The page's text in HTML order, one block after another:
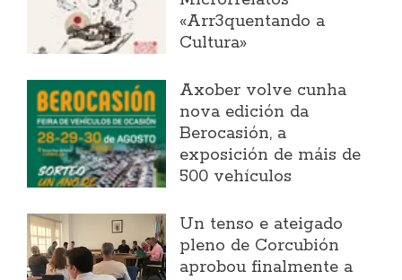
«Arr3quentando a
Cultura»
Axober volve cunha
nova edición da
Berocasión, a
exposición de máis de
500 vehículos
Un tenso e ateigado
pleno de Corcubión
aprobou finalmente a